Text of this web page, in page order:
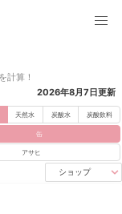
計算！
2026年8月7日更新
天然水 炭酸水 炭酸飲料
缶
アサヒ
ショップ